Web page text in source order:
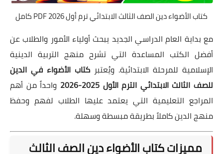
كتاب الأضواء دين الصف الثالث الابتدائي ترم أول 2026 PDF كامل
مع بداية العام الدراسي الجديد يبحث أولياء الأمور والطلاب عن
أفضل الكتب المساعدة التي تشرح منهج التربية الدينية
الإسلامية للمرحلة الابتدائية. ويُعتبر كتاب الأضواء في الدين
للصف الثالث الابتدائي الترم الأول 2025-2026
واحداً من أهم
المراجع التعليمية التي يعتمد عليها الطلاب لفهم وحفظ
منهج الدين كاملاً بطريقة مبسطة وسهلة.
مميزات كتاب الأضواء دين الصف الثالث